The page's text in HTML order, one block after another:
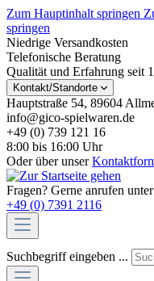
Zum Hauptinhalt springen
springen
Niedrige Versandkosten
Telefonische Beratung
Qualität und Erfahrung seit
Kontakt/Standorte
Hauptstraße 54, 89604
info@gico-spielwaren.de
+49 (0) 739 121 16
8:00 bis 16:00 Uhr
Oder über unser
Fragen? Gerne anrufen
+49 (0) 7391 2116
Suchbegriff eingeben ...